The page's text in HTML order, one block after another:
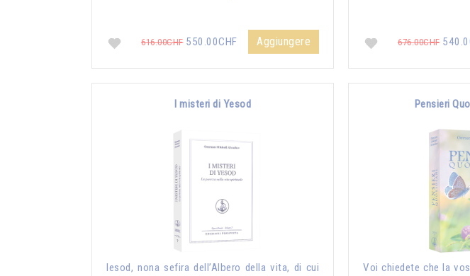
616.00CHF550.00CHF Aggiungere 676.00CHF
I misteri di Yesod
Iesod, nona sefira dell’Albero della vita, di cui
Pensieri
Voi chiedete che la